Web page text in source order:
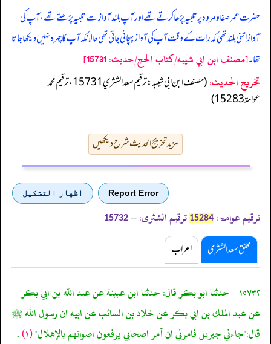
حضرت عمر صفا ومروہ پر تلبیہ پڑھا کرتے تھے اور آپ بلند آواز سے تلبیہ پڑھتے تھے، آپ کی
آواز اتنی بلند تھی کہ رات کے وقت آپ کی آواز پہچانی جاتی تھی حالانکہ آپ کا چہرہ نہیں دیکھا جاتا
تھا۔[مصنف ابن ابي شيبه/كتاب الحج/حدیث: 15731]
تخریج الحدیث:
(مصنف ابن ابي شيبه: ترقيم سعد الشثري 15731، ترقيم محمد
عوامة 15283)
مزید تخریج الحدیث شرح دیکھیں
Report Error اظهار التشكيل
ترقیم عوامۃ: 15284 ترقیم الشثری: --
15732
محقق سعد الشثری اعراب
١٥٧٣٢ - حدثنا ابو بكر قال: حدثنا ابن عيينة عن عبد الله بن ابي بكر
عن عبد الملك بن ابي بكر عن خلاد بن السائب عن ابيه ان رسول الله ﷺ
قال:"جاءني جبربل فامرني ان آمر اصحابي يرفعون اصواتهم بالإهلال"(١) .